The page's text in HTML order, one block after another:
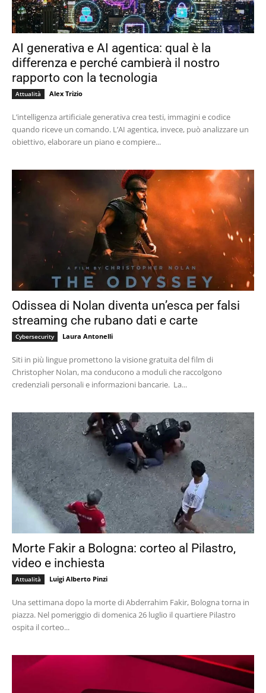
AI generativa e AI agentica: qual è la
differenza e perché cambierà il nostro
rapporto con la tecnologia
Attualità Alex Trizio
L’intelligenza artificiale generativa crea testi, immagini e codice
quando riceve un comando. L’AI agentica, invece, può analizzare un
obiettivo, elaborare un piano e compiere...
Odissea di Nolan diventa un’esca per falsi
streaming che rubano dati e carte
Cybersecurity Laura Antonelli
Siti in più lingue promettono la visione gratuita del film di
Christopher Nolan, ma conducono a moduli che raccolgono
credenziali personali e informazioni bancarie. La...
Morte Fakir a Bologna: corteo al Pilastro,
video e inchiesta
Attualità Luigi Alberto Pinzi
Una settimana dopo la morte di Abderrahim Fakir, Bologna torna in
piazza. Nel pomeriggio di domenica 26 luglio il quartiere Pilastro
ospita il corteo...